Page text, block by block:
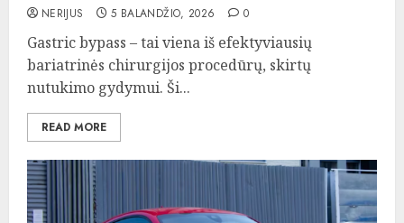
NERIJUS 5 BALANDŽIO, 2026 0
Gastric bypass – tai viena iš efektyviausių
bariatrinės chirurgijos procedūrų, skirtų
nutukimo gydymui. Ši...
READ MORE